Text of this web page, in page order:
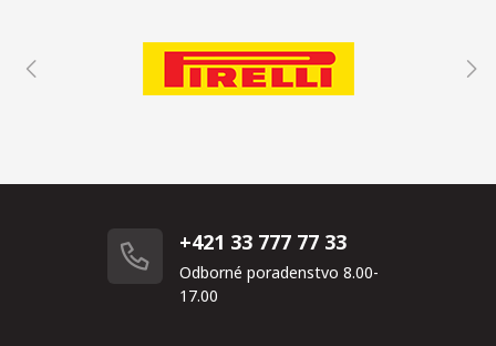
+421 33 777 77 33
Odborné poradenstvo 8.00-
17.00